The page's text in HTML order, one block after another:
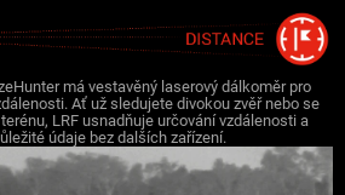
má vestavěný laserový dálkoměr pro
Ať už sledujete divokou zvěř nebo se
LRF usnadňuje určování vzdálenosti a
údaje bez dalších zařízení.